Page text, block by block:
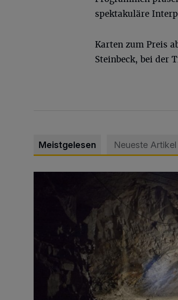
spektakuläre
Karten zum Preis
Steinbeck, bei der
Meistgelesen Neueste Artikel